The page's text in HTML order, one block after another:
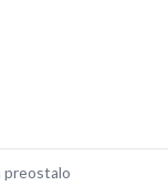
preostalo